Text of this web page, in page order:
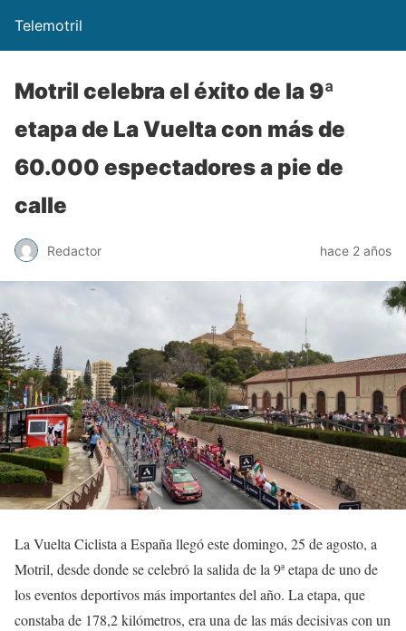
Telemotril
Motril celebra el éxito de la 9ª
etapa de La Vuelta con más de
60.000 espectadores a pie de
calle
Redactor hace 2 años
La Vuelta Ciclista a España llegó este domingo, 25 de agosto, a
Motril, desde donde se celebró la salida de la 9ª etapa de uno de
los eventos deportivos más importantes del año. La etapa, que
constaba de 178,2 kilómetros, era una de las más decisivas con un